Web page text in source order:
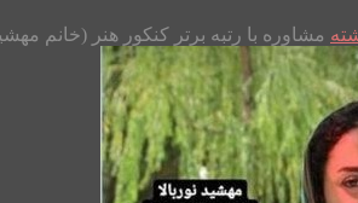
مشاوره با رتبه برتر کنکور هنر (خانم